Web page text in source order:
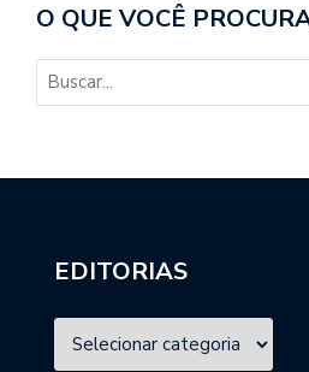
O QUE VOCÊ
EDITORIAS